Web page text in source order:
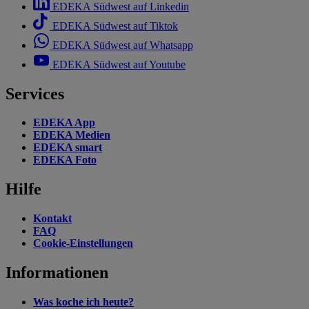
EDEKA Südwest auf Linkedin
EDEKA Südwest auf Tiktok
EDEKA Südwest auf Whatsapp
EDEKA Südwest auf Youtube
Services
EDEKA App
EDEKA Medien
EDEKA smart
EDEKA Foto
Hilfe
Kontakt
FAQ
Cookie-Einstellungen
Informationen
Was koche ich heute?